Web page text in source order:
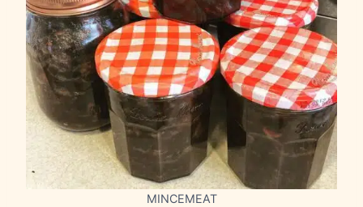
MINCEMEAT